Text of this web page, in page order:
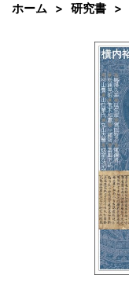
ホーム 研究書